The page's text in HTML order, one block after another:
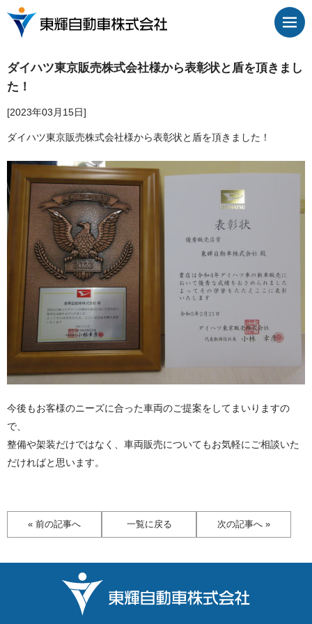
ダイハツ東京販売株式会社様から表彰状と盾を頂きまし
た！
[2023年03月15日]
ダイハツ東京販売株式会社様から表彰状と盾を頂きました！
今後もお客様のニーズに合った車両のご提案をしてまいりますの
で、
整備や架装だけではなく、車両販売についてもお気軽にご相談いた
だければと思います。
« 前の記事へ 一覧に戻る 次の記事へ »